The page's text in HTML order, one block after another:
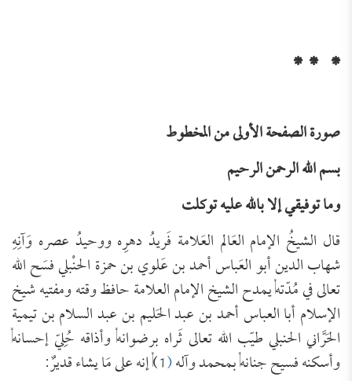
*
*
*
صورة الصفحة الأولى من المخطوط
بسم الله الرحمن الرحيم
وما توفيقي إلا بالله عليه توكلت
قال الشيخُ الإمام العَالم العَلامة فَريدُ دهرِه ووحيدُ عصره وَآنِهِ
شهاب الدين أبو العَباس أحمد بن عَلوي بن حمزة الحنْبلي فسَح الله
تعالى في مُدّته, يمدح الشيخ الإمام العلامة حافظ وقته ومفتيه شيخ
الإسلام أبا العباس أحمد بن عبد الحَليم بن عبد السلام بن تيمية
الحَرَّاني الحنبلي طيّب الله تعالى ثَراه برضوانه, وأذاقه حُلِيّ إحسانه,
وأسكنه فسيح جنانه, بمحمد وآله(1), إنه على مَا يشاء قديرٌ: